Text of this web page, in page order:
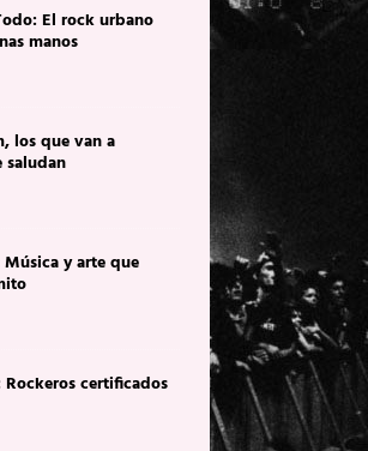
El rock urbano
manos
los que van a
saludan
y arte que
certificados